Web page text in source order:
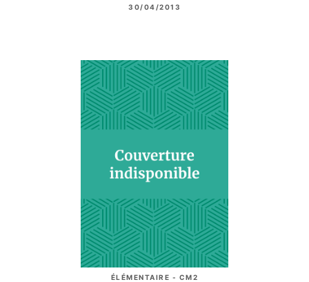
30/04/2013
ÉLÉMENTAIRE - CM2